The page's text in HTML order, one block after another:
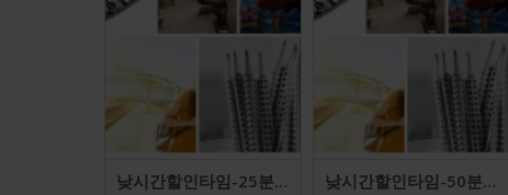
낮시간할인타임-25분-주중4회-총16회(1개월) 낮시간할인타임-50분-주중4회-총16회(1개월)